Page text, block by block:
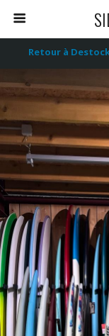
Retour à